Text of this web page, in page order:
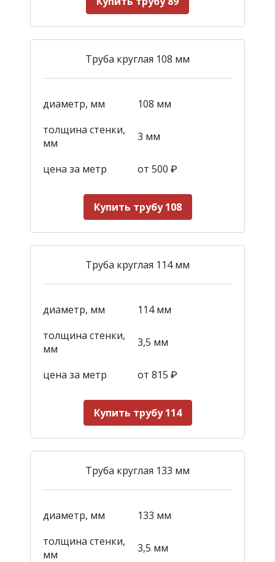
Труба круглая 108 мм
диаметр, мм
108 мм
толщина стенки,
мм
3 мм
цена за метр от 500 ₽
Купить трубу 108
Труба круглая 114 мм
диаметр, мм
114 мм
толщина стенки,
мм
3,5 мм
цена за метр от 815 ₽
Купить трубу 114
Труба круглая 133 мм
диаметр, мм
133 мм
толщина стенки,
мм
3,5 мм